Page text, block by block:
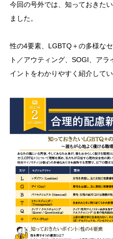
今回の号外では、知っておきた
ました。
性の4要素、LGBTQ＋の多様な
ト／アウティング、SOGI、ア
イントをわかりやすく紹介してい